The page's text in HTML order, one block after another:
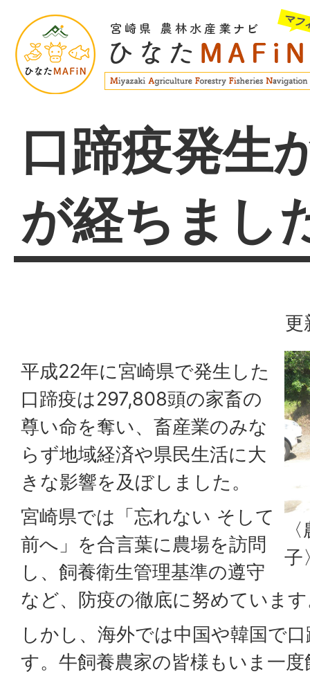
口蹄疫発生
が経ちまし
更
子
平成22年に宮崎県で発生した
口蹄疫は297,808頭の家畜の
尊い命を奪い、畜産業のみな
らず地域経済や県民生活に大
きな影響を及ぼしました。
宮崎県では「忘れない そして
前へ」を合言葉に農場を訪問
し、飼養衛生管理基準の遵守
など、防疫の徹底に努めていま
しかし、海外では中国や韓国で
す。牛飼養農家の皆様もいま一